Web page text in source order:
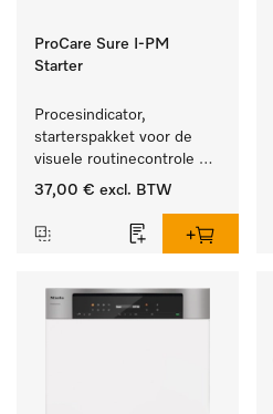
ProCare Sure I-PM
Starter
Procesindicator,
starterspakket voor de
visuele routinecontrole
tijdens het reinigings- en
37,00 € excl. BTW